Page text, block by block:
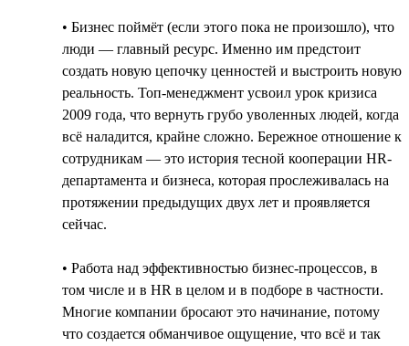
• Бизнес поймёт (если этого пока не произошло), что
люди — главный ресурс. Именно им предстоит
создать новую цепочку ценностей и выстроить новую
реальность. Топ-менеджмент усвоил урок кризиса
2009 года, что вернуть грубо уволенных людей, когда
всё наладится, крайне сложно. Бережное отношение к
сотрудникам — это история тесной кооперации HR-
департамента и бизнеса, которая прослеживалась на
протяжении предыдущих двух лет и проявляется
сейчас.
• Работа над эффективностью бизнес-процессов, в
том числе и в HR в целом и в подборе в частности.
Многие компании бросают это начинание, потому
что создается обманчивое ощущение, что всё и так